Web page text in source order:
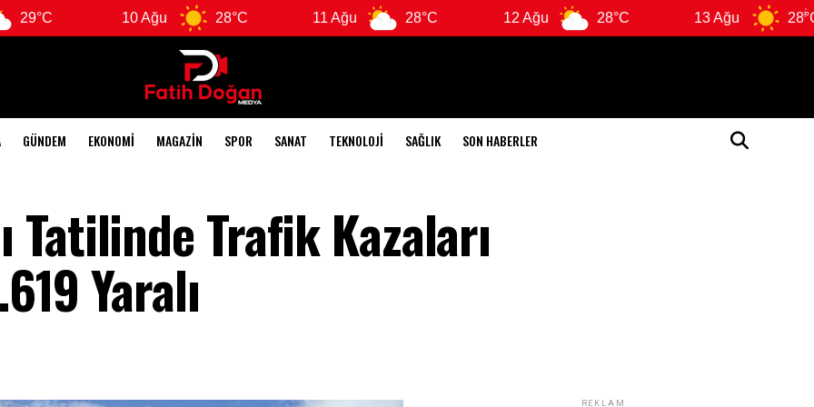
28°C 28°C 28°C 28°C
GÜNDEM EKONOMI MAGAZIN SPOR SANAT TEKNOLOJI SAĞLIK SON HABERLER
Tatilinde Trafik Kazaları
Yaralı
REKLAM